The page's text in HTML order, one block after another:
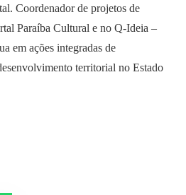
Coordenador de projetos de
Paraíba Cultural e no Q-Ideia –
em ações integradas de
territorial no Estado